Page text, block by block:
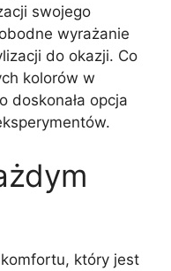
swojego
wyrażanie
do okazji. Co
kolorów w
doskonała opcja
który jest